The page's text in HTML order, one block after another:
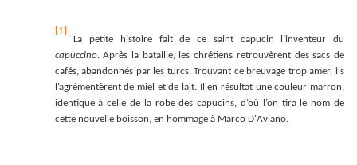
[1]
La petite histoire fait de ce saint capucin l’inventeur du
capuccino. Après la bataille, les chrétiens retrouvèrent des sacs de
cafés, abandonnés par les turcs. Trouvant ce breuvage trop amer, ils
l’agrémentèrent de miel et de lait. Il en résultat une couleur marron,
identique à celle de la robe des capucins, d’où l’on tira le nom de
cette nouvelle boisson, en hommage à Marco D'Aviano.